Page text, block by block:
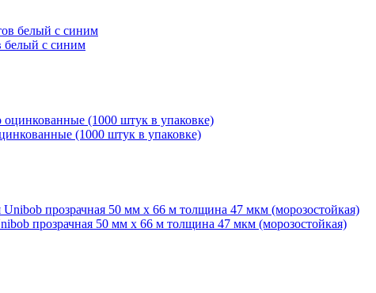
белый с синим
(1000 штук в упаковке)
прозрачная 50 мм x 66 м толщина 47 мкм (морозостойкая)